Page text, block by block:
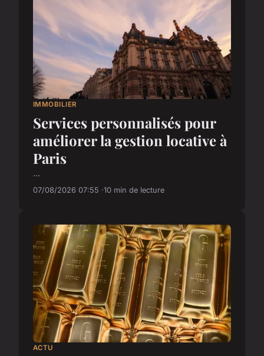
IMMOBILIER
Services personnalisés pour
améliorer la gestion locative à
Paris
...
07/08/2026 07:55 10 min de lecture
ACTU